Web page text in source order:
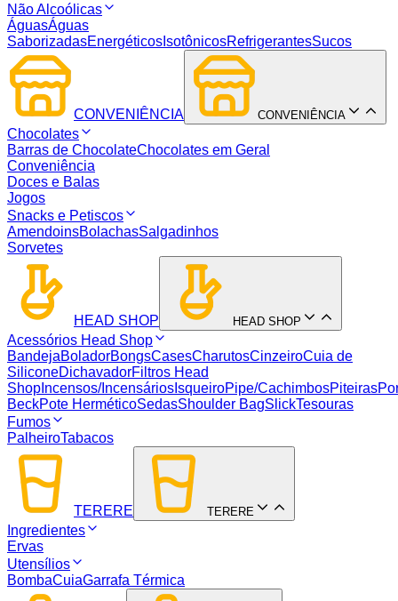
Não Alcoólicas
ÁguasÁguas
SaborizadasEnergéticos IsotônicosRefrigerantesSucos
CONVENIÊNCIA CONVENIÊNCIA
Chocolates
Barras de ChocolateChocolates em Geral
Conveniência
Doces e Balas
Jogos
Snacks e Petiscos
AmendoinsBolachasSalgadinhos
Sorvetes
HEAD SHOP HEAD SHOP
Acessórios Head Shop
BandejaBoladorBongsCasesCharutosCinzeiroCuia de
SiliconeDichavadorFiltros Head
Shop Incensos/Incensários IsqueiroPipe/CachimbosPiteiras
BeckPote HerméticoSedasShoulder BagSlickTesouras
Fumos
PalheiroTabacos
TERERE TERERE
Ingredientes
Ervas
Utensílios
BombaCuiaGarrafa Térmica